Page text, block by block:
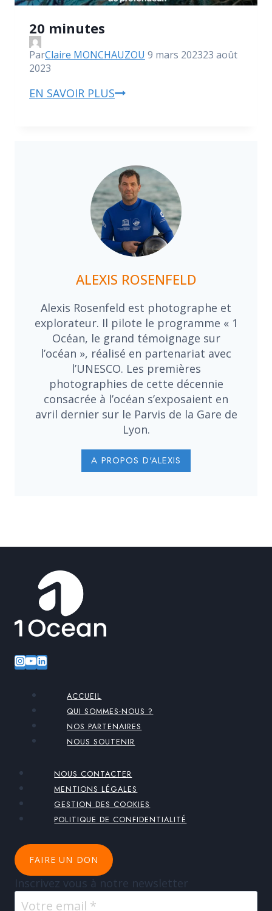
20 minutes
ParClaire MONCHAUZOU 9 mars 202323 août
2023
EN SAVOIR PLUS
ALEXIS ROSENFELD
Alexis Rosenfeld est photographe et
explorateur. Il pilote le programme « 1
Océan, le grand témoignage sur
l’océan », réalisé en partenariat avec
l’UNESCO. Les premières
photographies de cette décennie
consacrée à l’océan s’exposaient en
avril dernier sur le Parvis de la Gare de
Lyon.
A PROPOS D'ALEXIS
ACCUEIL
QUI SOMMES-NOUS ?
NOS PARTENAIRES
NOUS SOUTENIR
NOUS CONTACTER
MENTIONS LÉGALES
GESTION DES COOKIES
POLITIQUE DE CONFIDENTIALITÉ
FAIRE UN DON
Inscrivez vous à notre newsletter